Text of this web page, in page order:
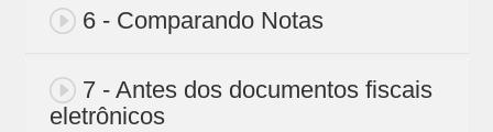
6 - Comparando Notas
7 - Antes dos documentos fiscais
eletrônicos